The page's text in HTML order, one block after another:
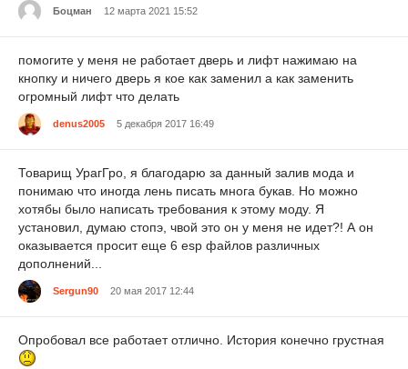
Боцман 12 марта 2021 15:52
помогите у меня не работает дверь и лифт нажимаю на
кнопку и ничего дверь я кое как заменил а как заменить
огромный лифт что делать
denus2005 5 декабря 2017 16:49
Товарищ УрагГро, я благодарю за данный залив мода и
понимаю что иногда лень писать многа букав. Но можно
хотябы было написать требования к этому моду. Я
установил, думаю стопэ, чвой это он у меня не идет?! А он
оказывается просит еще 6 esp файлов различных
дополнений...
Sergun90 20 мая 2017 12:44
Опробовал все работает отлично. История конечно грустная